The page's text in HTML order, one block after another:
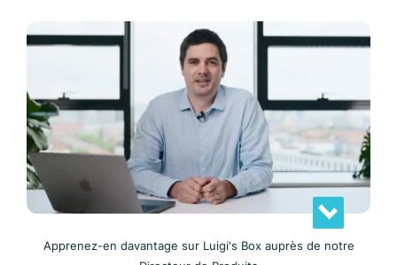
Apprenez-en davantage sur Luigi's Box auprès de notre